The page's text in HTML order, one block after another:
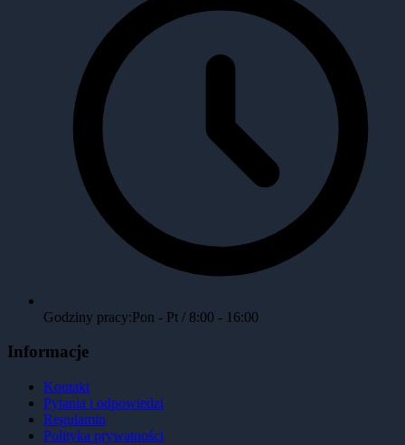
Godziny pracy:Pon - Pt / 8:00 - 16:00
Informacje
Kontakt
Pytania i odpowiedzi
Regulamin
Polityka prywatności